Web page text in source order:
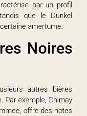
par un profil
que le Dunkel
amertume.
Noires
autres bières
Par exemple, Chimay
offre des notes